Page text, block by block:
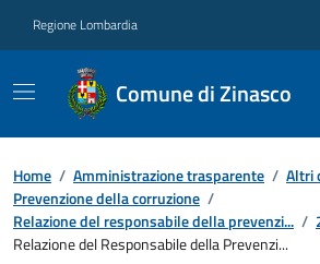
Regione Lombardia
Comune di Zinasco
Home / Amministrazione trasparente / Altri
Prevenzione della corruzione /
Relazione del responsabile della prevenzi... /
Relazione del Responsabile della Prevenzi...